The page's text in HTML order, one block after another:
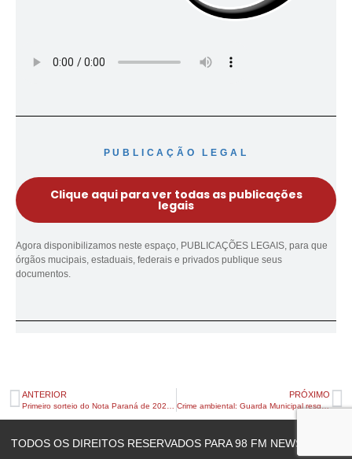
PUBLICAÇÃO LEGAL
Clique aqui para ver todas as publicações
legais
Agora disponibilizamos neste espaço, PUBLICAÇÕES LEGAIS, para que
órgãos mucipais, estaduais, federais e privados publique seus
documentos.
ANTERIOR PRÓXIMO
Crime ambiental: Guarda Municipal resgata aves silvestres e multa dono
TODOS OS DIREITOS RESERVADOS PARA 98 FM NEWS © 2023